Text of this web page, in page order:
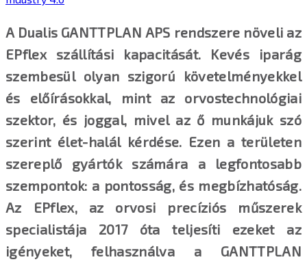
A Dualis GANTTPLAN APS rendszere növeli az
EPflex szállítási kapacitását. Kevés iparág
szembesül olyan szigorú követelményekkel
és előírásokkal, mint az orvostechnológiai
szektor, és joggal, mivel az ő munkájuk szó
szerint élet-halál kérdése. Ezen a területen
szereplő gyártók számára a legfontosabb
szempontok: a pontosság, és megbízhatóság.
Az EPflex, az orvosi precíziós műszerek
specialistája 2017 óta teljesíti ezeket az
igényeket, felhasználva a GANTTPLAN